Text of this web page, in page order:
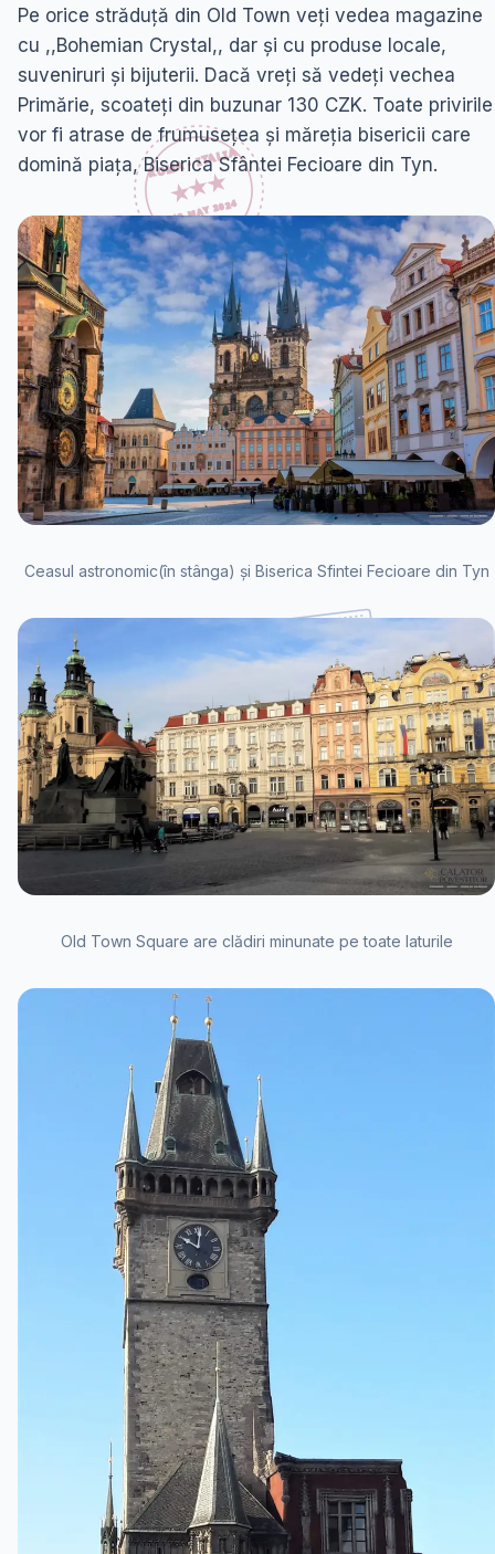
Pe orice străduță din Old Town veți vedea magazine
cu ,,Bohemian Crystal,, dar și cu produse locale,
suveniruri și bijuterii. Dacă vreți să vedeți vechea
Primărie, scoateți din buzunar 130 CZK. Toate privirile
vor fi atrase de frumusețea și măreția bisericii care
domină piața, Biserica Sfântei Fecioare din Tyn.
Ceasul astronomic(în stânga) și Biserica Sfintei Fecioare din Tyn
Old Town Square are clădiri minunate pe toate laturile